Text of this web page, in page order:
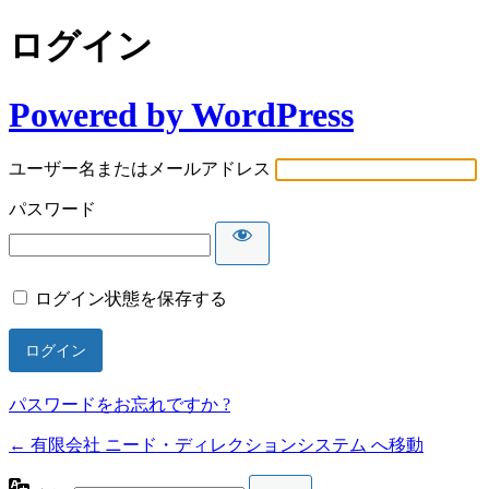
ログイン
Powered by WordPress
ユーザー名またはメールアドレス
パスワード
ログイン状態を保存する
パスワードをお忘れですか ?
← 有限会社 ニード・ディレクションシステム へ移動